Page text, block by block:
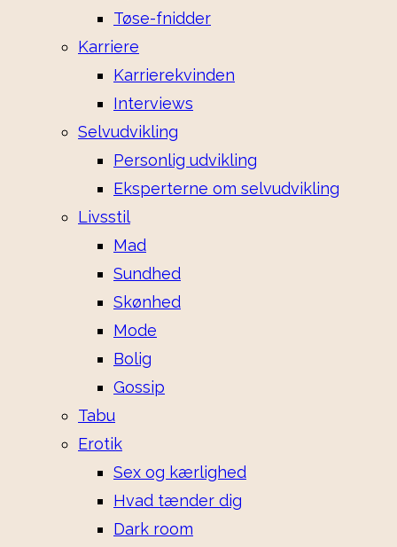
Tøse-fnidder
Karriere
Karrierekvinden
Interviews
Selvudvikling
Personlig udvikling
Eksperterne om selvudvikling
Livsstil
Mad
Sundhed
Skønhed
Mode
Bolig
Gossip
Tabu
Erotik
Sex og kærlighed
Hvad tænder dig
Dark room